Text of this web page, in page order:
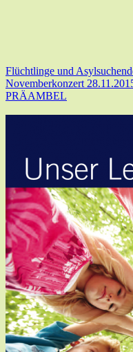
Flüchtlinge und
Novemberkonzert
PRÄAMBEL